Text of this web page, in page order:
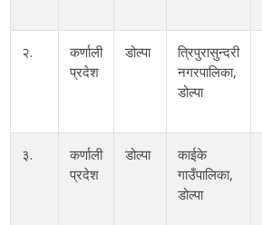
२.
कर्णाली
प्रदेश
डोल्पा
त्रिपुरासुन्दरी
नगरपालिका,
डोल्पा
३.
कर्णाली
प्रदेश
डोल्पा
काईके
गाउँपालिका,
डोल्पा